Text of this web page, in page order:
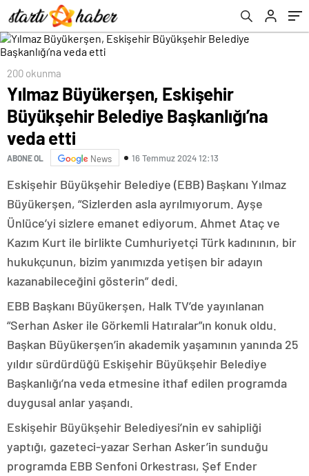
200 okunma
Yılmaz Büyükerşen, Eskişehir
Büyükşehir Belediye Başkanlığı’na
veda etti
ABONE OL News 16 Temmuz 2024 12:13
Eskişehir Büyükşehir Belediye (EBB) Başkanı Yılmaz
Büyükerşen, “Sizlerden asla ayrılmıyorum. Ayşe
Ünlüce’yi sizlere emanet ediyorum. Ahmet Ataç ve
Kazım Kurt ile birlikte Cumhuriyetçi Türk kadınının, bir
hukukçunun, bizim yanımızda yetişen bir adayın
kazanabileceğini gösterin” dedi.
EBB Başkanı Büyükerşen, Halk TV’de yayınlanan
“Serhan Asker ile Görkemli Hatıralar”ın konuk oldu.
Başkan Büyükerşen’in akademik yaşamının yanında 25
yıldır sürdürdüğü Eskişehir Büyükşehir Belediye
Başkanlığı’na veda etmesine ithaf edilen programda
duygusal anlar yaşandı.
Eskişehir Büyükşehir Belediyesi’nin ev sahipliği
yaptığı, gazeteci-yazar Serhan Asker’in sunduğu
programda EBB Senfoni Orkestrası, Şef Ender